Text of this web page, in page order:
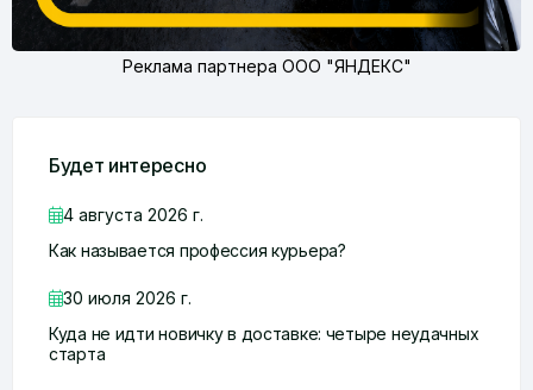
Реклама партнера ООО "ЯНДЕКС"
Будет интересно
4 августа 2026 г.
Как называется профессия курьера?
30 июля 2026 г.
Куда не идти новичку в доставке: четыре неудачных
старта